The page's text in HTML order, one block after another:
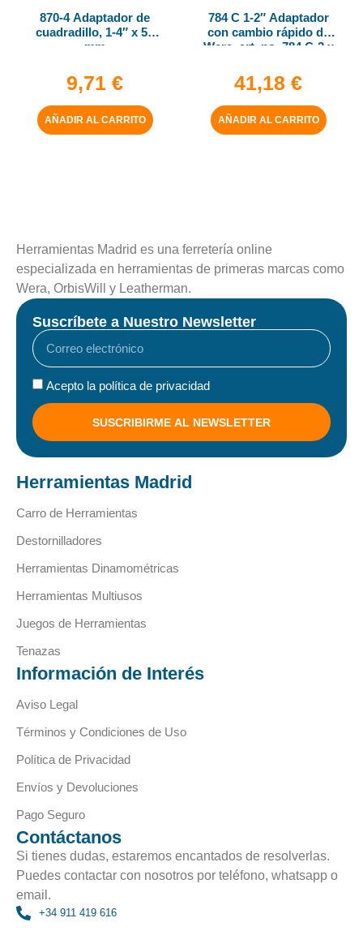
870-4 Adaptador de
cuadradillo, 1-4″ x 50
mm
9,71 €
AÑADIR AL CARRITO
784 C 1-2″ Adaptador
con cambio rápido de
Wera, art. no. 784 C-2 x
41,18 €
AÑADIR AL CARRITO
Herramientas Madrid es una ferretería online
especializada en herramientas de primeras marcas como
Wera, OrbisWill y Leatherman.
Suscríbete a Nuestro Newsletter
Acepto la política de privacidad
SUSCRIBIRME AL NEWSLETTER
Herramientas Madrid
Carro de Herramientas
Destornilladores
Herramientas Dinamométricas
Herramientas Multiusos
Juegos de Herramientas
Tenazas
Información de Interés
Aviso Legal
Términos y Condiciones de Uso
Política de Privacidad
Envíos y Devoluciones
Pago Seguro
Contáctanos
Si tienes dudas, estaremos encantados de resolverlas.
Puedes contactar con nosotros por teléfono, whatsapp o
email.
+34 911 419 616